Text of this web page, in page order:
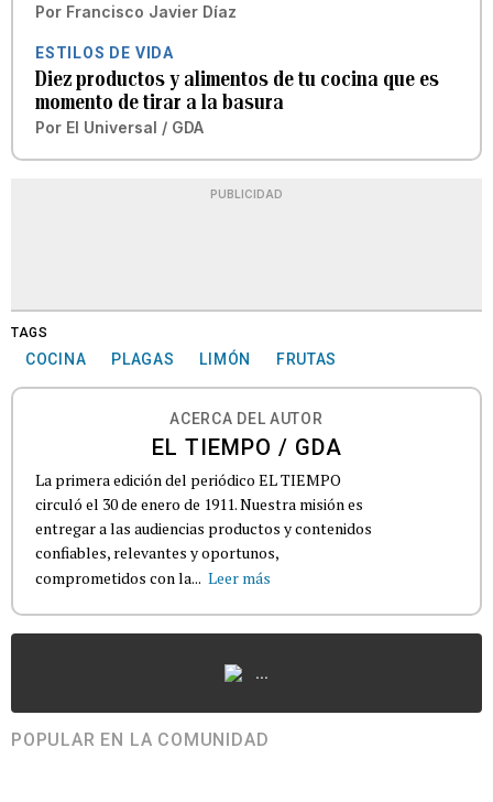
Por Francisco Javier Díaz
ESTILOS DE VIDA
Diez productos y alimentos de tu cocina que es
momento de tirar a la basura
Por El Universal / GDA
PUBLICIDAD
TAGS
COCINA PLAGAS LIMÓN FRUTAS
ACERCA DEL AUTOR
EL TIEMPO / GDA
La primera edición del periódico EL TIEMPO
circuló el 30 de enero de 1911. Nuestra misión es
entregar a las audiencias productos y contenidos
confiables, relevantes y oportunos,
comprometidos con la... Leer más
...
POPULAR EN LA COMUNIDAD